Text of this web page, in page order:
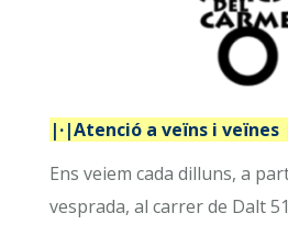
|·|Atenció a veïns i veïnes
Ens veiem cada dilluns, a
vesprada, al carrer de Dalt 51